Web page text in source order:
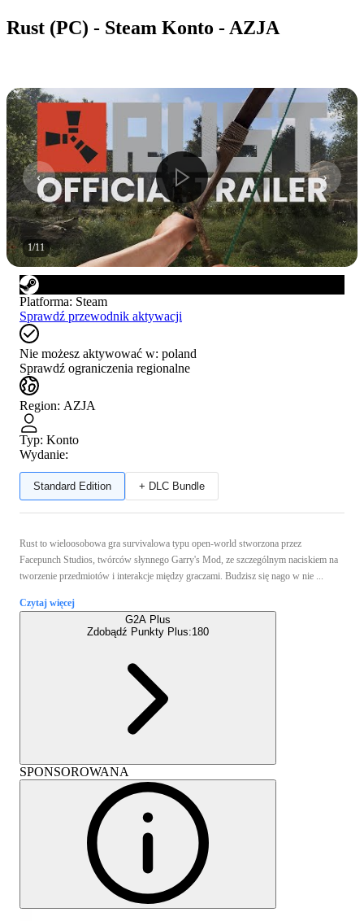
Rust (PC) - Steam Konto - AZJA
1/11
Platforma: Steam
Sprawdź przewodnik aktywacji
Nie możesz aktywować w: poland
Sprawdź ograniczenia regionalne
Region: AZJA
Typ: Konto
Wydanie:
Standard Edition + DLC Bundle
Rust to wieloosobowa gra survivalowa typu open‑world stworzona przez
Facepunch Studios, twórców słynnego Garry's Mod, ze szczególnym naciskiem na
tworzenie przedmiotów i interakcje między graczami. Budzisz się nago w nie ...
Czytaj więcej
G2A Plus
Zdobądź Punkty Plus:180
SPONSOROWANA